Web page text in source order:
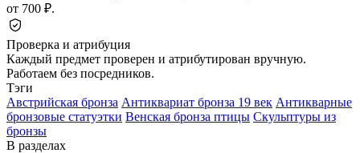
от 700 ₽.
Проверка и атрибуция
Каждый предмет проверен и атрибутирован вручную.
Работаем без посредников.
Тэги
Австрийская бронза Антиквариат бронза 19 век Антикварные
бронзовые статуэтки Венская бронза птицы Скульптуры из
бронзы
В разделах